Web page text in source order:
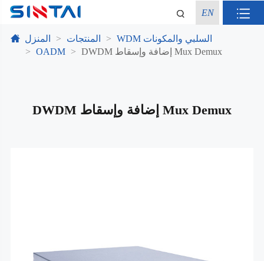
EN
المنزل المنتجات
WDM السلبي والمكونات
OADM
DWDM إضافة وإسقاط Mux Demux
DWDM إضافة وإسقاط Mux Demux